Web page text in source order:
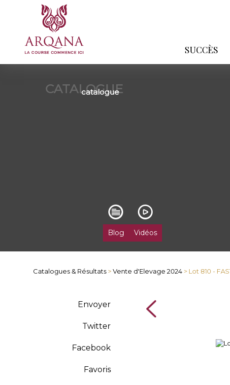
SUCCÈS
CATALOGUE
catalogue
Blog Vidéos
Catalogues & Résultats >Vente d'Elevage 2024 > Lot 810 -
Envoyer
Twitter
Facebook
Favoris